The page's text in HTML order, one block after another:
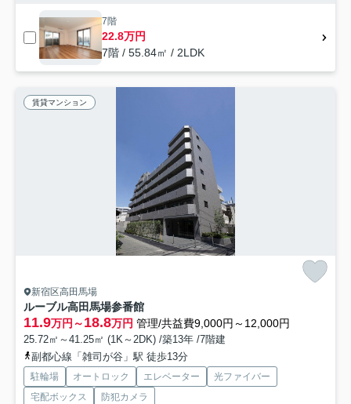
7階
22.8万円
7階 / 55.84㎡ / 2LDK
賃貸マンション
新宿区高田馬場
ルーブル高田馬場参番館
11.9万円～18.8万円 管理/共益費9,000円～12,000円
25.72㎡～41.25㎡ (1K～2DK) /築13年 /7階建
副都心線「雑司が谷」駅 徒歩13分
駐輪場 オートロック エレベーター
光ファイバー
宅配ボックス
防犯カメラ